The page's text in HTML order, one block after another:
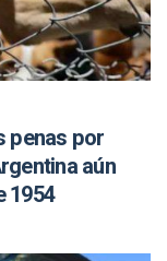
penas por
aún
1954